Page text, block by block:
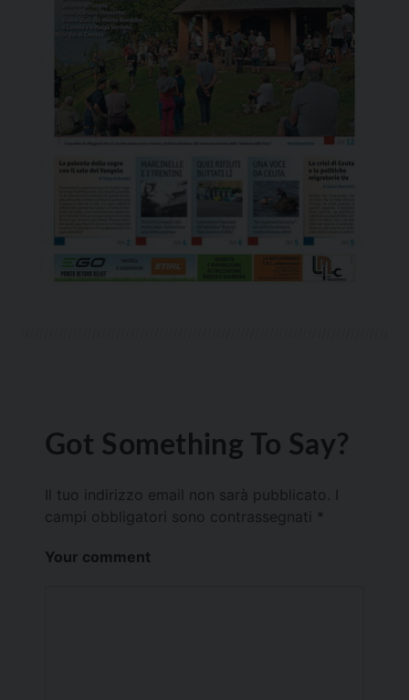
Got Something To Say?
Il tuo indirizzo email non sarà pubblicato.
campi obbligatori sono contrassegnati *
Your comment